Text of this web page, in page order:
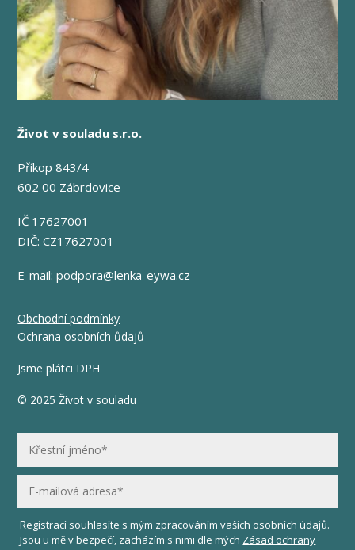
Život v souladu s.r.o.
Příkop 843/4
602 00 Zábrdovice
IČ 17627001
DIČ: CZ17627001
E-mail:podpora@lenka-eywa.cz
Obchodní podmínky
Ochrana osobních ůdajů
Jsme plátci DPH
© 2025 Život v souladu
Registrací souhlasíte s mým zpracováním vašich osobních údajů.
Jsou u mě v bezpečí, zacházím s nimi dle mých Zásad ochrany